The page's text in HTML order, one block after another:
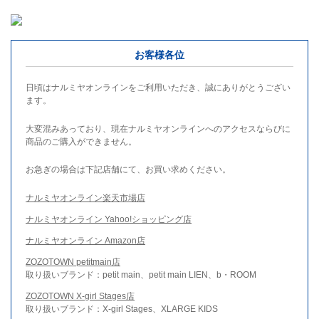
お客様各位
日頃はナルミヤオンラインをご利用いただき、誠にありがとうござい
ます。
大変混みあっており、現在ナルミヤオンラインへのアクセスならびに
商品のご購入ができません。
お急ぎの場合は下記店舗にて、お買い求めください。
ナルミヤオンライン楽天市場店
ナルミヤオンライン Yahoo!ショッピング店
ナルミヤオンライン Amazon店
ZOZOTOWN petitmain店
取り扱いブランド：petit main、petit main LIEN、b・ROOM
ZOZOTOWN X-girl Stages店
取り扱いブランド：X-girl Stages、XLARGE KIDS